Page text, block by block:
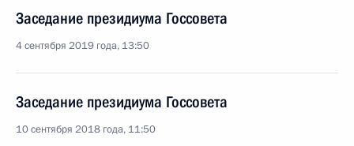
Заседание президиума Госсовета
4 сентября 2019 года, 13:50
Заседание президиума Госсовета
10 сентября 2018 года, 11:50